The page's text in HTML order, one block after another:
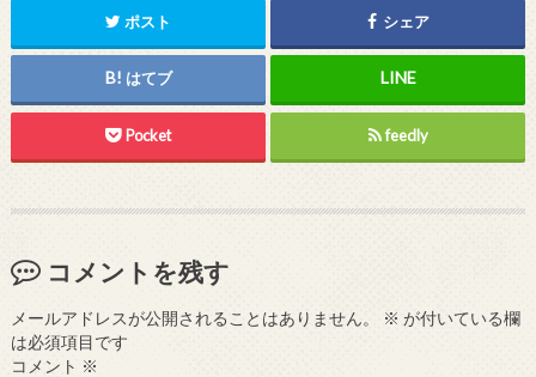
ポスト シェア
はてブ
Pocket feedly
コメントを残す
メールアドレスが公開されることはありません。 ※ が付いている欄
は必須項目です
コメント ※